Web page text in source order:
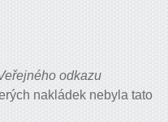
odkazu
nakládek nebyla tato